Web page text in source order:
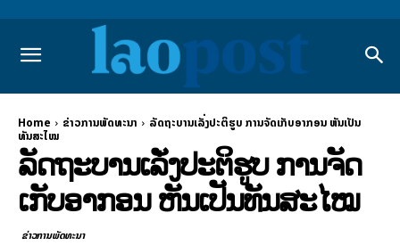
Home ຂ່າວການພັດທະນາ
ລັດຖະບານເລັ່ງປະຕິຮູບ ການຈັດເກັບອາກອນ ຫັນເປັນ
ທັນສະໄໝ
ລັດຖະບານເລັ່ງປະຕິຮູບ ການຈັດ
ເກັບອາກອນ ຫັນເປັນທັນສະໄໝ
ຂ່າວການພັດທະນາ